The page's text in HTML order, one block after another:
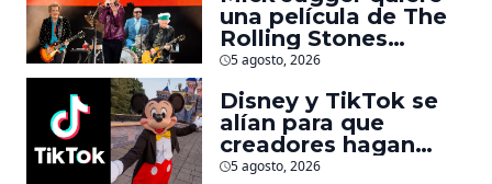
una película de The
Rolling Stones
inspirado por los
Beatles
5 agosto, 2026
Disney y TikTok se
alían para que
creadores hagan
videos con
5 agosto, 2026